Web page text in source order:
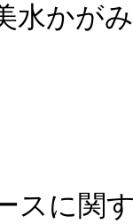
水かが
スに関